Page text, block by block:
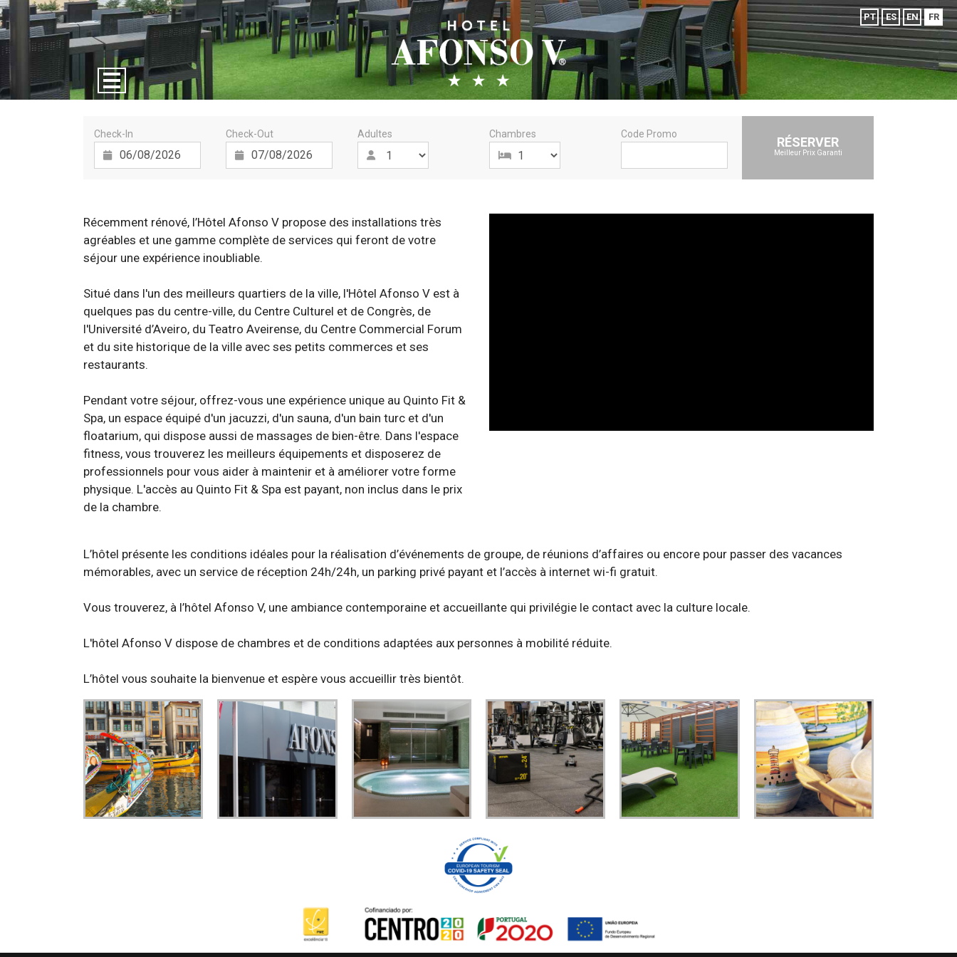
PT ES EN FR
Check-In Check-Out Adultes Chambres Code Promo
RÉSERVER
Meilleur Prix Garanti
Récemment rénové, l’Hôtel Afonso V propose des installations très
agréables et une gamme complète de services qui feront de votre
séjour une expérience inoubliable.
Situé dans l'un des meilleurs quartiers de la ville, l'Hôtel Afonso V est à
quelques pas du centre-ville, du Centre Culturel et de Congrès, de
l'Université d’Aveiro, du Teatro Aveirense, du Centre Commercial Forum
et du site historique de la ville avec ses petits commerces et ses
restaurants.
Pendant votre séjour, offrez-vous une expérience unique au Quinto Fit &
Spa, un espace équipé d'un jacuzzi, d'un sauna, d'un bain turc et d'un
floatarium, qui dispose aussi de massages de bien-être. Dans l'espace
fitness, vous trouverez les meilleurs équipements et disposerez de
professionnels pour vous aider à maintenir et à améliorer votre forme
physique. L'accès au Quinto Fit & Spa est payant, non inclus dans le prix
de la chambre.
L’hôtel présente les conditions idéales pour la réalisation d’événements de groupe, de réunions d’affaires ou encore pour passer des vacances
mémorables, avec un service de réception 24h/24h, un parking privé payant et l’accès à internet wi-fi gratuit.
Vous trouverez, à l’hôtel Afonso V, une ambiance contemporaine et accueillante qui privilégie le contact avec la culture locale.
L'hôtel Afonso V dispose de chambres et de conditions adaptées aux personnes à mobilité réduite.
L’hôtel vous souhaite la bienvenue et espère vous accueillir très bientôt.